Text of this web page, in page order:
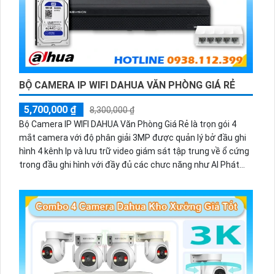
BỘ CAMERA IP WIFI DAHUA VĂN PHÒNG GIÁ RẺ
5,700,000 ₫
8,300,000 ₫
Bộ Camera IP WIFI DAHUA Văn Phòng Giá Rẻ là trọn gói 4
mắt camera với độ phân giải 3MP được quản lý bở đầu ghi
hình 4 kênh Ip và lưu trữ video giám sát tập trung về ổ cứng
trong đầu ghi hình với đầy đủ các chưc năng như AI Phát
có màu vào ban đêm